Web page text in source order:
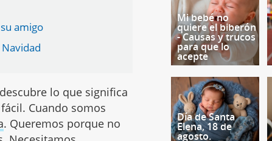
amigo
lo que significa
Cuando somos
. Queremos porque no
Mi bebé no
quiere el biberón
- Causas y trucos
para que lo
acepte
Día de Santa
Elena, 18 de
agosto.